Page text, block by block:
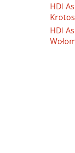
HDI
HDI